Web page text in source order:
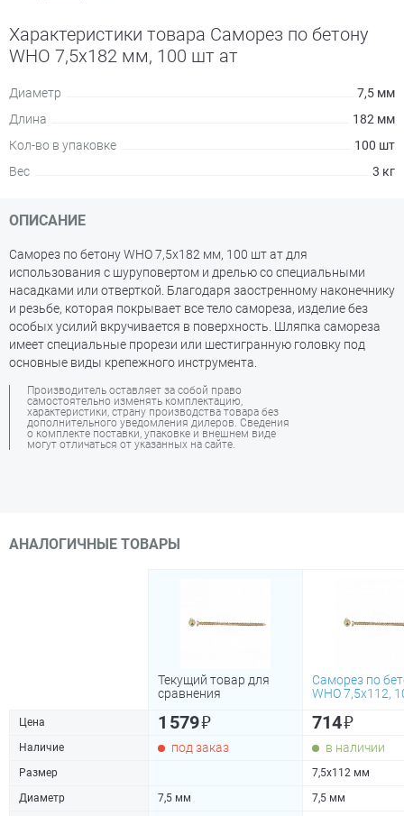
Характеристики товара Саморез по бетону
WHO 7,5х182 мм, 100 шт ат
Диаметр
7,5 мм
Длина
182 мм
Кол-во в упаковке
100 шт
Вес
3 кг
ОПИСАНИЕ
Саморез по бетону WHO 7,5х182 мм, 100 шт ат для
использования с шуруповертом и дрелью со специальными
насадками или отверткой. Благодаря заостренному наконечнику
и резьбе, которая покрывает все тело самореза, изделие без
особых усилий вкручивается в поверхность. Шляпка самореза
имеет специальные прорези или шестигранную головку под
основные виды крепежного инструмента.
Производитель оставляет за собой право
самостоятельно изменять комплектацию,
характеристики, страну производства товара без
дополнительного уведомления дилеров. Сведения
о комплекте поставки, упаковке и внешнем виде
могут отличаться от указанных на сайте.
АНАЛОГИЧНЫЕ ТОВАРЫ
Текущий товар для
сравнения
Саморез по
WHO 7,5х112,
Цена 1 579₽ 714₽
Наличие под заказ в наличии
Размер
7,5х112 мм
Диаметр
7,5 мм
7,5 мм